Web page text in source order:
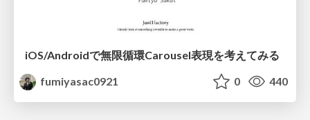
iOS/Androidで無限循環Carousel表現を考えてみる
fumiyasac0921
0 440